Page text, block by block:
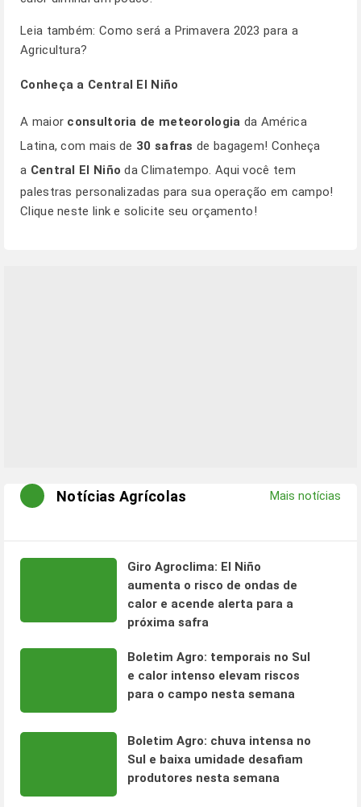
Leia também: Como será a Primavera 2023 para a
Agricultura?
Conheça a Central El Niño
A maior consultoria de meteorologia da América
Latina, com mais de 30 safras de bagagem! Conheça
a Central El Niño da Climatempo. Aqui você tem
palestras personalizadas para sua operação em campo!
Cliqueneste link e solicite seu orçamento!
Notícias Agrícolas Mais notícias
Giro Agroclima: El Niño
aumenta o risco de ondas de
calor e acende alerta para a
próxima safra
Boletim Agro: temporais no Sul
e calor intenso elevam riscos
para o campo nesta semana
Boletim Agro: chuva intensa no
Sul e baixa umidade desafiam
produtores nesta semana